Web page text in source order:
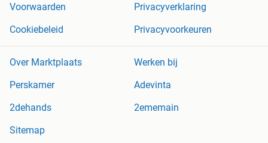
Voorwaarden
Privacyverklaring
Cookiebeleid
Privacyvoorkeuren
Over Marktplaats
Werken bij
Perskamer
Adevinta
2dehands
2ememain
Sitemap